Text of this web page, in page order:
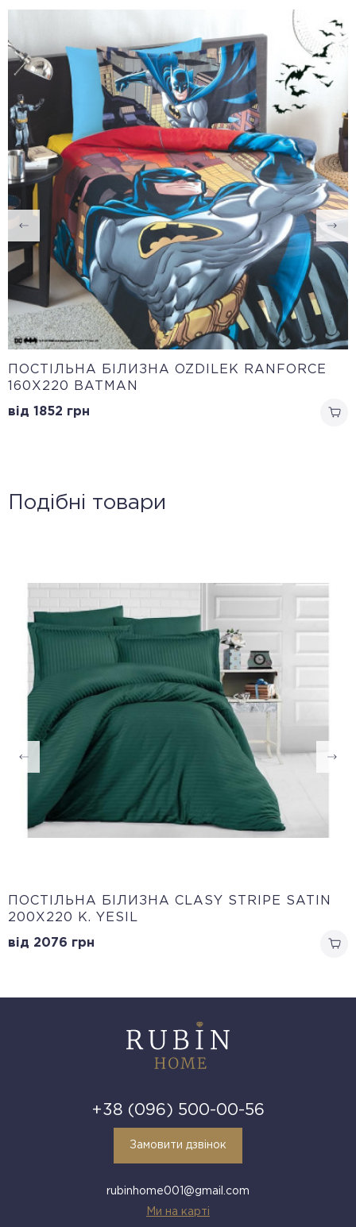
ПОСТІЛЬНА БІЛИЗНА OZDILEK RANFORCE
160Х220 BATMAN
від 1852 грн
Подібні товари
ПОСТІЛЬНА БІЛИЗНА CLASY STRIPE SATIN
200Х220 K. YESIL
від 2076 грн
+38 (096) 500-00-56
Замовити дзвінок
rubinhome001@gmail.com
Ми на карті